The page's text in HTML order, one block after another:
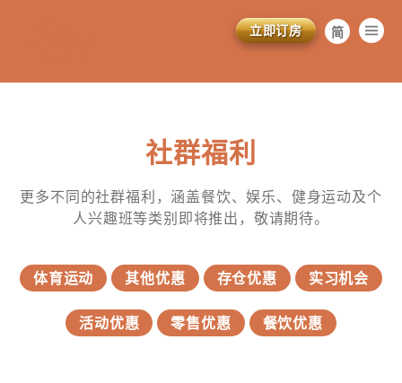
訂閱電子報
简
EN
立即订房
社群福利
更多不同的社群福利，涵盖餐饮、娱乐、健身运动及个
人兴趣班等类别即将推出，敬请期待。
体育运动 其他优惠 存仓优惠 实习机会
活动优惠 零售优惠 餐饮优惠